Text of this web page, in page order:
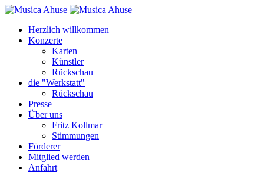
Herzlich willkommen
Konzerte
Karten
Künstler
Rückschau
die "Werkstatt"
Rückschau
Presse
Über uns
Fritz Kollmar
Stimmungen
Förderer
Mitglied werden
Anfahrt